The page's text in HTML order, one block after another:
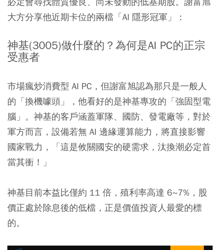
大方分享他近期卡位的兩檔「AI 隱形冠軍」：
神基(3005)做什麼的？為何是AI PC的正宗
受惠者
市場瘋炒消費型 AI PC，但謝富旭認為那只是一般人
的「換機噱頭」，他看好的是神基專攻的「強固型電
腦」。神基的客戶涵蓋軍隊、國防、發電廠等，對於
軍方而言，設備若無 AI 邊緣運算能力，將直接影響
國家戰力，「這是攸關國安的硬需求，汰換潮必定首
當其衝！」
神基目前本益比僅約 11 倍，殖利率高達 6~7%，股
價正處於除息後的低檔，正是價值投資人最愛的標
的。